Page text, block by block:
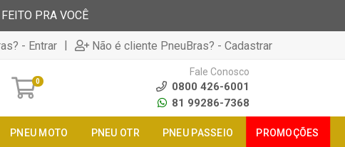
PRA VOCÊ
- Entrar | Não é cliente PneuBras? - Cadastrar
0
Fale Conosco
0800 426-6001
81 99286-7368
PNEU MOTO PNEU OTR PNEU PASSEIO PROMOÇÕES